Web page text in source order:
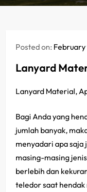
Posted on: February
Lanyard
Lanyard Material,
Bagi Anda yang
jumlah banyak,
menyadari apa
masing-masing
berlebih dan
teledor saat